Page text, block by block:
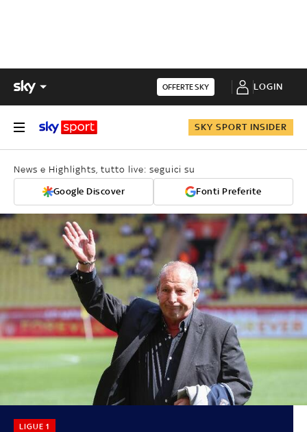
OFFERTE SKY LOGIN
SKY SPORT INSIDER
News e Highlights, tutto live: seguici su
Google Discover Fonti Preferite
LIGUE 1